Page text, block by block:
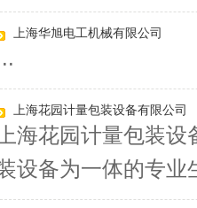
上海华旭电工机械有限公司
上海花园计量包装设备有限公司
上海花园计量包装
设备为一体的专业